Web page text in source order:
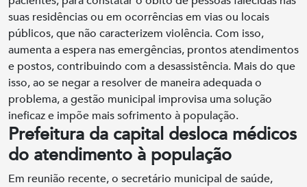
suas residências ou em ocorrências em vias ou locais
públicos, que não caracterizem violência. Com isso,
aumenta a espera nas emergências, prontos atendimentos
e postos, contribuindo com a desassistência. Mais do que
isso, ao se negar a resolver de maneira adequada o
problema, a gestão municipal improvisa uma solução
ineficaz e impõe mais sofrimento à população.
Prefeitura da capital desloca médicos
do atendimento à população
Em reunião recente, o secretário municipal de saúde,